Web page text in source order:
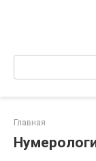
Главная